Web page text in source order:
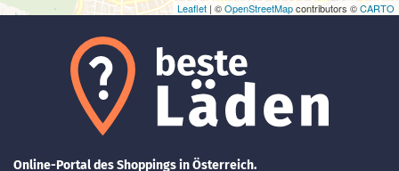
Leaflet | ©OpenStreetMapcontributors ©CARTO
Online-Portal des Shoppings in Österreich.